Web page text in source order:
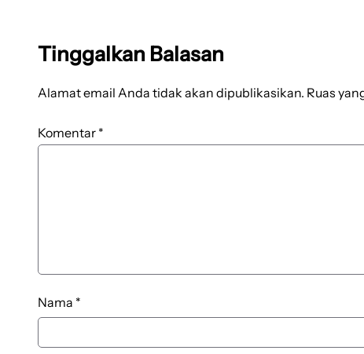
Tinggalkan Balasan
Alamat email Anda tidak akan dipublikasikan. Ruas
Komentar *
Nama *